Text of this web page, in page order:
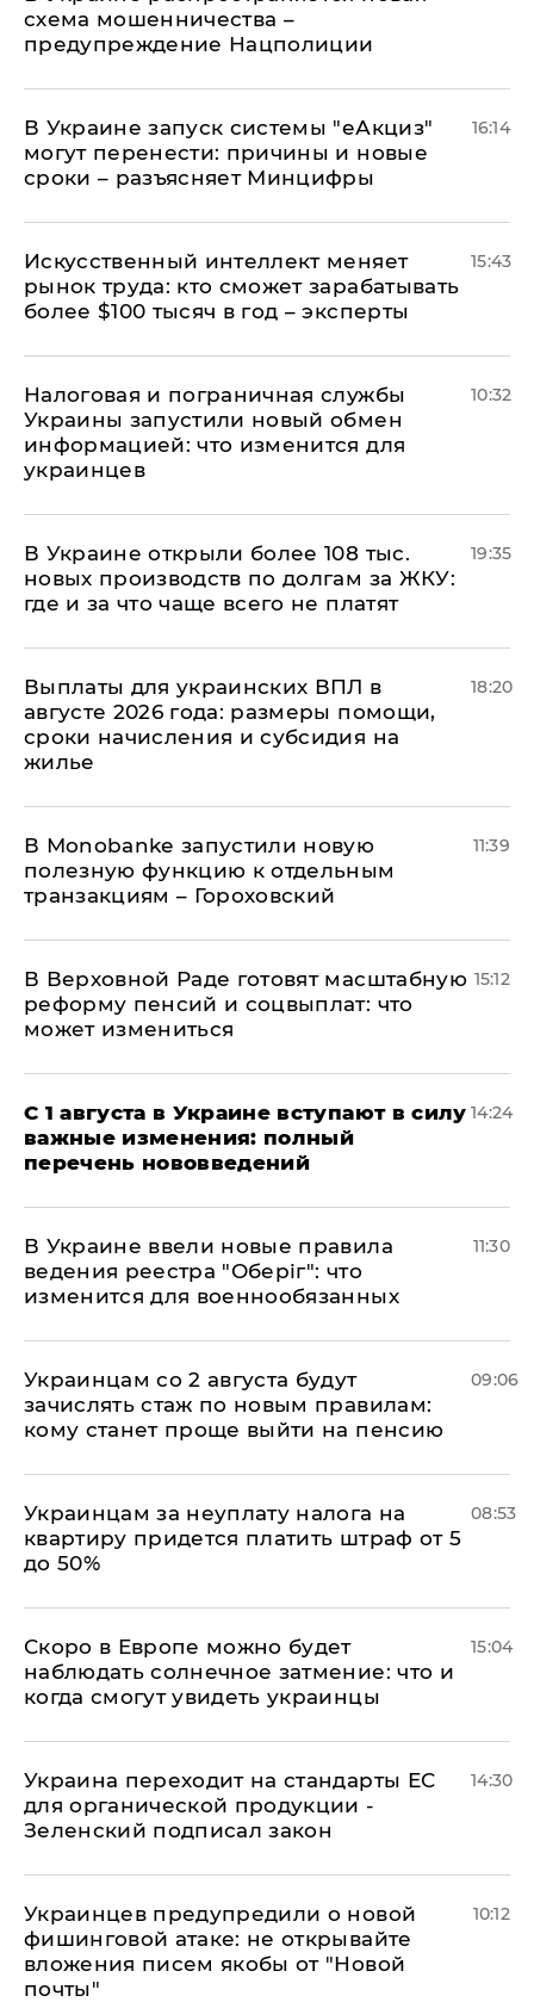
схема мошенничества –
предупреждение Нацполиции
В Украине запуск системы "еАкциз"
могут перенести: причины и новые
сроки – разъясняет Минцифры
16:14
Искусственный интеллект меняет
рынок труда: кто сможет зарабатывать
более $100 тысяч в год – эксперты
15:43
Налоговая и пограничная службы
Украины запустили новый обмен
информацией: что изменится для
украинцев
10:32
В Украине открыли более 108 тыс.
новых производств по долгам за ЖКУ:
где и за что чаще всего не платят
19:35
Выплаты для украинских ВПЛ в
августе 2026 года: размеры помощи,
сроки начисления и субсидия на
жилье
18:20
В Мonobankе запустили новую
полезную функцию к отдельным
транзакциям – Гороховский
11:39
В Верховной Раде готовят масштабную
реформу пенсий и соцвыплат: что
может измениться
15:12
С 1 августа в Украине вступают в силу
важные изменения: полный
перечень нововведений
14:24
В Украине ввели новые правила
ведения реестра "Оберіг": что
изменится для военнообязанных
11:30
Украинцам со 2 августа будут
зачислять стаж по новым правилам:
кому станет проще выйти на пенсию
09:06
Украинцам за неуплату налога на
квартиру придется платить штраф от 5
до 50%
08:53
Скоро в Европе можно будет
наблюдать солнечное затмение: что и
когда смогут увидеть украинцы
15:04
Украина переходит на стандарты ЕС
для органической продукции -
Зеленский подписал закон
14:30
Украинцев предупредили о новой
фишинговой атаке: не открывайте
вложения писем якобы от "Новой
почты"
10:12